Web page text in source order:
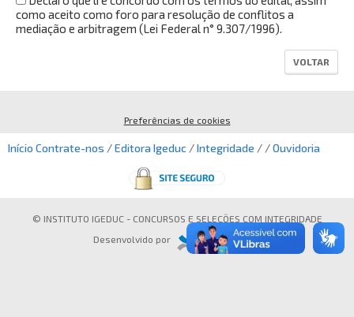
OUVIDORIA
como aceito como foro para resolução de conflitos a
mediação e arbitragem (Lei Federal n° 9.307/1996).
VOLTAR
Preferências de cookies
Início Contrate-nos /Editora Igeduc /Integridade / /Ouvidoria
© INSTITUTO IGEDUC - CONCURSOS E SELEÇÕES COM INTEGRIDADE
Desenvolvido por